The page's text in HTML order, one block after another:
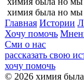
химия была но мы
Главная Истории
Хочу помочь
Сми о нас
рассказать свою
хочу помочь
© 2026 химия